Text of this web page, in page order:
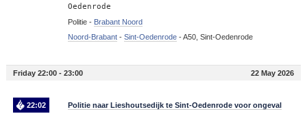
Oedenrode
Politie - Brabant Noord
Noord-Brabant- Sint-Oedenrode-A50, Sint-Oedenrode
Friday 22:00 - 23:00 22 May 2026
22:02 Politie naar Lieshoutsedijk te Sint-Oedenrode voor ongeval